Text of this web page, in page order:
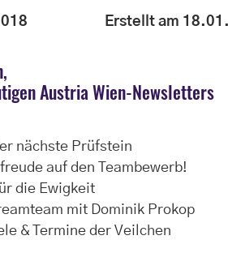
Erstellt am
Austria Wien-Newsletters
nächste Prüfstein
auf den Teambewerb!
die Ewigkeit
mit Dominik Prokop
& Termine der Veilchen